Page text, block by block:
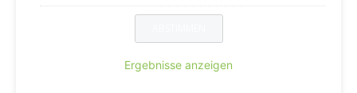
Ergebnisse anzeigen